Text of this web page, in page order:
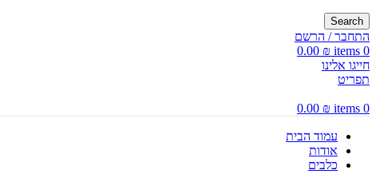
Search
התחבר / הרשם
0
items
0.00 ₪
חייגו אלינו
תפריט
0
items
0.00 ₪
עמוד הבית
אודות
כלבים